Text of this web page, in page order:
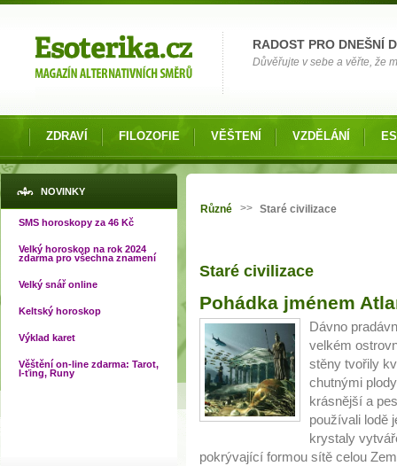
RADOST PRO DNEŠNÍ
Důvěřujte v sebe a věřte, že
ZDRAVÍ FILOZOFIE VĚŠTENÍ VZDĚLÁNÍ
NOVINKY
SMS horoskopy za 46 Kč
Velký horoskop na rok 2024
zdarma pro všechna znamení
Velký snář online
Keltský horoskop
Výklad karet
Věštění on-line zdarma: Tarot,
I-ťing, Runy
Různé >> Staré civilizace
Staré civilizace
Pohádka jménem
Dávno
velkém
stěny tvořily
chutnými
krásnější a
používali lodě
krystaly
pokrývající formou sítě celou